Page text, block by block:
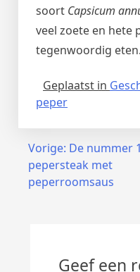
soort Capsicum
veel zoete en hete
tegenwoordig eten.
Geplaatst in
peper
Bericht
navigatie
Vorige: De nummer 1
pepersteak met
peperroomsaus
Geef een